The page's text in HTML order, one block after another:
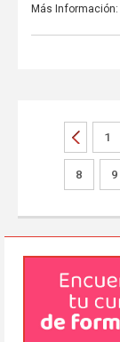
Más Información:
1
8 9